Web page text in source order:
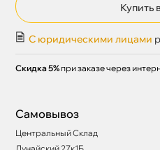
Купить
С юридическими лицами
Скидка 5% при заказе через
Самовывоз
Центральный Склад
Дунайский 27к1Б